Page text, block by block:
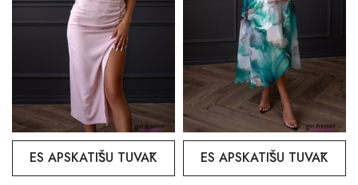
ES APSKATĪŠU TUVĀK ES APSKATĪŠU TUVĀK